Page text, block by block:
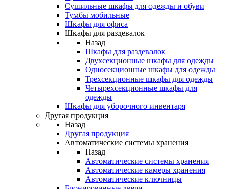
Сушильные шкафы для одежды и обуви
Тумбы мобильные
Шкафы для офиса
Шкафы для раздевалок
Назад
Шкафы для раздевалок
Двухсекционные шкафы для одежды
Односекционные шкафы для одежды
Трехсекционные шкафы для одежды
Четырехсекционные шкафы для
одежды
Шкафы для уборочного инвентаря
Другая продукция
Назад
Другая продукция
Автоматические системы хранения
Назад
Автоматические системы хранения
Автоматические камеры хранения
Автоматические ключницы